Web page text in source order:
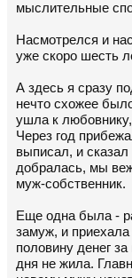
мыслительные
Насмотрелся и
уже скоро шесть
А здесь я сразу
нечто схожее
ушла к
Через год
выписал, и
добралась, мы
муж-собственник.
Еще одна была -
замуж, и
половину денег
дня не жила.